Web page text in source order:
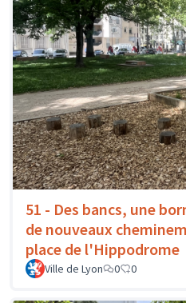
51 - Des bancs, une
de nouveaux
place de l'Hippodrome
Ville de Lyon 0 0